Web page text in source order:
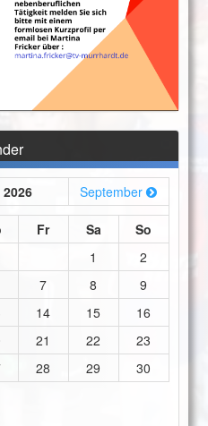
September
Fr Sa
So
1
2
7 8
9
14 15
16
21 22
23
28 29
30